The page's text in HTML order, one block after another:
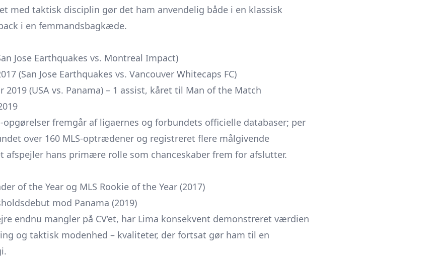
med taktisk disciplin gør det ham anvendelig både i en klassisk
i en femmandsbagkæde.
Jose Earthquakes vs. Montreal Impact)
(San Jose Earthquakes vs. Vancouver Whitecaps FC)
2019 (USA vs. Panama) – 1 assist, kåret til Man of the Match
fremgår af ligaernes og forbundets officielle databaser; per
over 160 MLS-optrædener og registreret flere målgivende
afspejler hans primære rolle som chance­skaber frem for afslutter.
of the Year og MLS Rookie of the Year (2017)
mod Panama (2019)
endnu mangler på CV’et, har Lima konsekvent demonstreret værdien
og taktisk modenhed – kvaliteter, der fortsat gør ham til en